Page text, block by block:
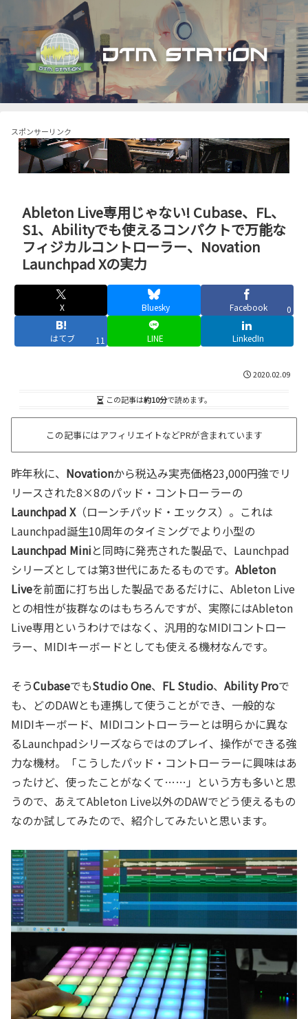
スポンサーリンク
Ableton Live専用じゃない! Cubase、FL、
S1、Abilityでも使えるコンパクトで万能な
フィジカルコントローラー、Novation
Launchpad Xの実力
X Bluesky Facebook 0
はてブ 11 LINE LinkedIn
2020.02.09
この記事は約10分で読めます。
この記事にはアフィリエイトなどPRが含まれています
昨年秋に、 Novationから税込み実売価格23,000円強でリ
リースされた8×8のパッド・コントローラーの
Launchpad X（ローンチパッド・エックス）。これは
Launchpad誕生10周年のタイミングでより小型の
Launchpad Miniと同時に発売された製品で、Launchpad
シリーズとしては第3世代にあたるものです。 Ableton
Liveを前面に打ち出した製品であるだけに、Ableton Live
との相性が抜群なのはもちろんですが、実際にはAbleton
Live専用というわけではなく、汎用的なMIDIコントロー
ラー、MIDIキーボードとしても使える機材なんです。
そうCubaseでもStudio One、 FL Studio、 Ability Proで
も、どのDAWとも連携して使うことができ、一般的な
MIDIキーボード、MIDIコントローラーとは明らかに異な
るLaunchpadシリーズならではのプレイ、操作ができる強
力な機材。「こうしたパッド・コントローラーに興味はあ
ったけど、使ったことがなくて……」という方も多いと思
うので、あえてAbleton Live以外のDAWでどう使えるもの
なのか試してみたので、紹介してみたいと思います。